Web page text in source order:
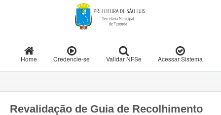
Home Credencie-se Validar NFSe Acessar Sistema
Revalidação de Guia de Recolhimento